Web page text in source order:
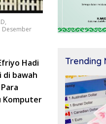
Desember
Hadi
di bawah
Komputer
Trending